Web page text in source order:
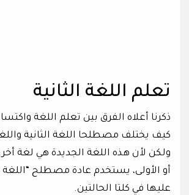
تعلم اللغة الثانية
ذكرنا أعلاه الفرق بين تعلم اللغة
كيف يختلف مصطلحا اللغة الثانية
ولكن لأن هذه اللغة الجديدة هي لغة
أو الأولى، يستخدم عادة مصطلح “اللغة
عليها في كلتا الحالتين.